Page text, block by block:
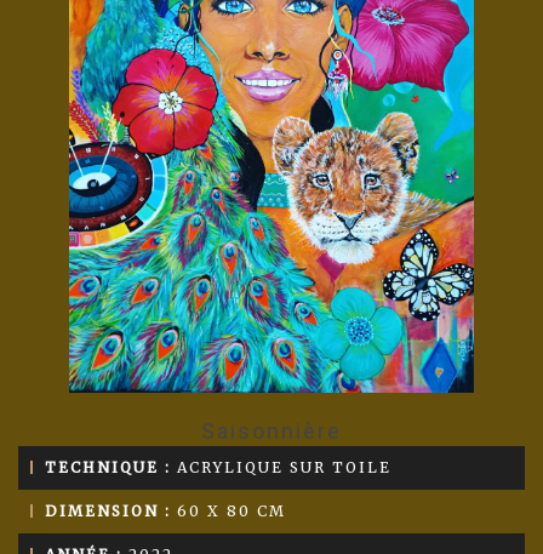
Saisonnière
TECHNIQUE : ACRYLIQUE SUR TOILE
DIMENSION : 60 X 80 CM